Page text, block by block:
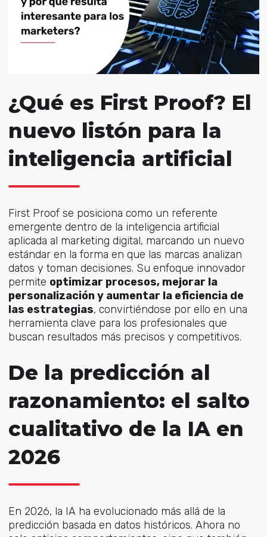
¿Qué es First Proof? El
nuevo listón para la
inteligencia artificial
First Proof se posiciona como un referente
emergente dentro de la inteligencia artificial
aplicada al marketing digital, marcando un nuevo
estándar en la forma en que las marcas analizan
datos y toman decisiones. Su enfoque innovador
permite optimizar procesos, mejorar la
personalización y aumentar la eficiencia de
las estrategias, convirtiéndose por ello en una
herramienta clave para los profesionales que
buscan resultados más precisos y competitivos.
De la predicción al
razonamiento: el salto
cualitativo de la IA en
2026
En 2026, la IA ha evolucionado más allá de la
predicción basada en datos históricos. Ahora no